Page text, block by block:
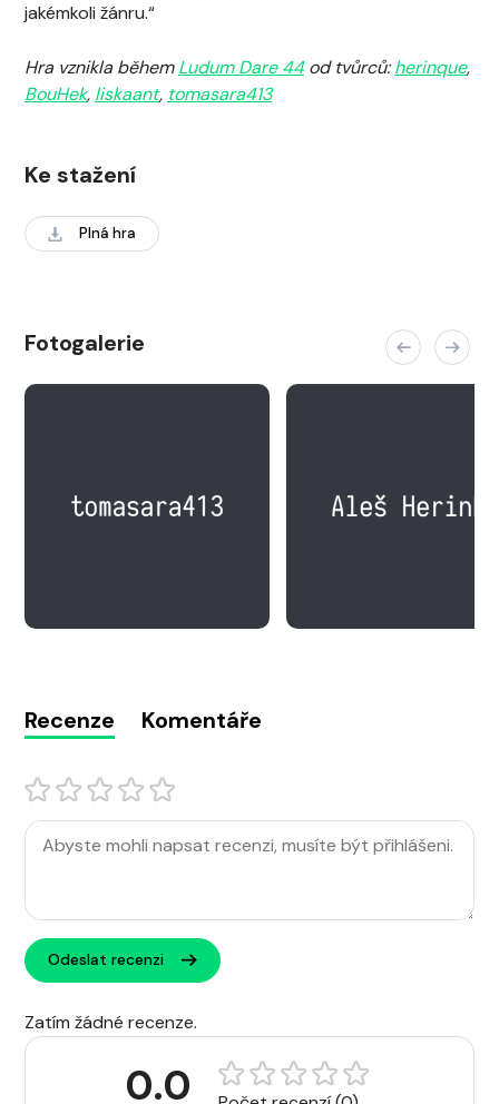
jakémkoli žánru.“
Hra vznikla běhemLudum Dare 44od tvůrců:herinque,
BouHek, liskaant, tomasara413
Ke stažení
Plná hra
Fotogalerie
Recenze Komentáře
Odeslat recenzi
Zatím žádné recenze.
0.0